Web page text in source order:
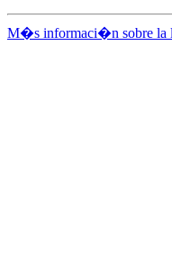
M�s informaci�n sobre la